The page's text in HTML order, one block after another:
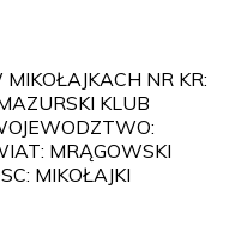
NR KR:
KLUB
MRĄGOWSKI
MIKOŁAJKI